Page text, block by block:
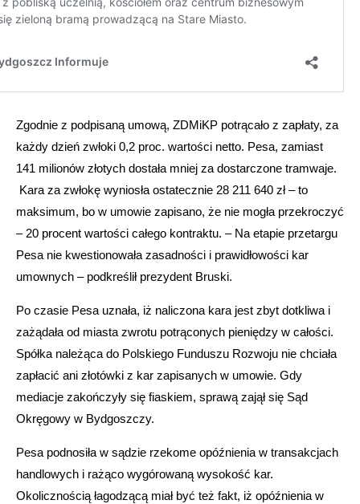
Zgodnie z podpisaną umową, ZDMiKP potrącało z zapłaty, za
każdy dzień zwłoki 0,2 proc. wartości netto. Pesa, zamiast
141 milionów złotych dostała mniej za dostarczone tramwaje.
Kara za zwłokę wyniosła ostatecznie 28 211 640 zł – to
maksimum, bo w umowie zapisano, że nie mogła przekroczyć
– 20 procent wartości całego kontraktu. – Na etapie przetargu
Pesa nie kwestionowała zasadności i prawidłowości kar
umownych – podkreślił prezydent Bruski.
Po czasie Pesa uznała, iż naliczona kara jest zbyt dotkliwa i
zażądała od miasta zwrotu potrąconych pieniędzy w całości.
Spółka należąca do Polskiego Funduszu Rozwoju nie chciała
zapłacić ani złotówki z kar zapisanych w umowie. Gdy
mediacje zakończyły się fiaskiem, sprawą zajął się Sąd
Okręgowy w Bydgoszczy.
Pesa podnosiła w sądzie rzekome opóźnienia w transakcjach
handlowych i rażąco wygórowaną wysokość kar.
Okolicznością łagodzącą miał być też fakt, iż opóźnienia w